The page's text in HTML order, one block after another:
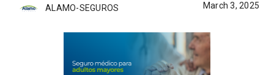
ALAMO-SEGUROS March 3, 2025